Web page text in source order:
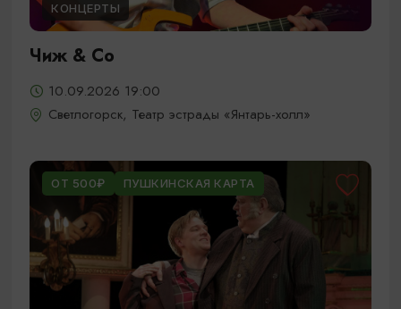
КОНЦЕРТЫ
Чиж & Cо
10.09.2026 19:00
Светлогорск, Театр эстрады «Янтарь-холл»
ОТ 500₽ ПУШКИНСКАЯ КАРТА